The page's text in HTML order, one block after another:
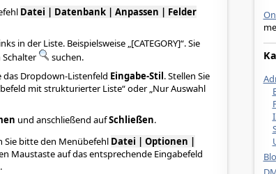
Datei | Datenbank | Anpassen | Felder
in der Liste. Beispielsweise „[CATEGORY]“. Sie
Schalter
suchen.
Dropdown-Listenfeld Eingabe-Stil. Stellen Sie
mit strukturierter Liste“ oder „Nur Auswahl
und anschließend aufSchließen.
Sie bitte den Menübefehl Datei | Optionen |
Maustaste auf das entsprechende Eingabefeld